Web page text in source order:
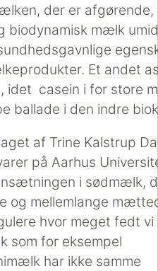
der er afgørende,
biodynamisk mælk
Et andet
idet casein i for store
ballade i den indre
af Trine Kalstrup
på Aarhus
i sødmælk,
og mellemlange
hvor meget fedt vi
som for eksempel
har ikke samme